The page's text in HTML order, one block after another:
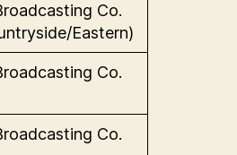
Co.
Eastern)
Co.
Co.